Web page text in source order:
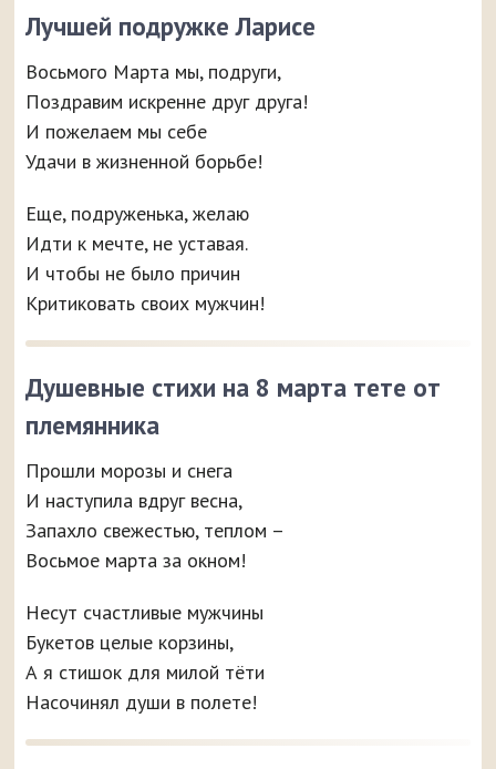
Лучшей подружке Ларисе
Восьмого Марта мы, подруги,
Поздравим искренне друг друга!
И пожелаем мы себе
Удачи в жизненной борьбе!
Еще, подруженька, желаю
Идти к мечте, не уставая.
И чтобы не было причин
Критиковать своих мужчин!
Душевные стихи на 8 марта тете от
племянника
Прошли морозы и снега
И наступила вдруг весна,
Запахло свежестью, теплом –
Восьмое марта за окном!
Несут счастливые мужчины
Букетов целые корзины,
А я стишок для милой тёти
Насочинял души в полете!